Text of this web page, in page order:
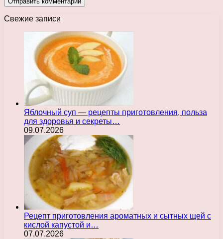
Свежие записи
Яблочный суп — рецепты приготовления, польза
для здоровья и секреты…
09.07.2026
Рецепт приготовления ароматных и сытных щей с
кислой капустой и…
07.07.2026